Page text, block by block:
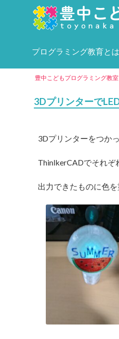
プログラミング教育とは
豊中こどもプログラミング教室
3Dプリンターで
3Dプリンターをつか
ThinlkerCADでそれぞ
出力できたものに色